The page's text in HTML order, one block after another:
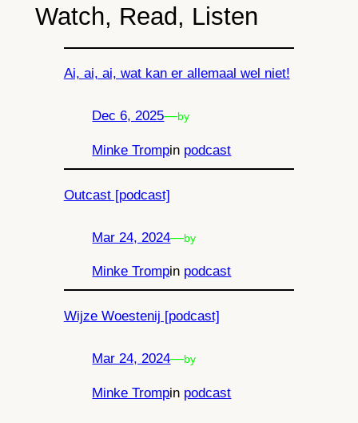
Watch, Read, Listen
Ai, ai, ai, wat kan er allemaal wel niet!
Dec 6, 2025—by
Minke Trompin podcast
Outcast [podcast]
Mar 24, 2024—by
Minke Trompin podcast
Wijze Woestenij [podcast]
Mar 24, 2024—by
Minke Trompin podcast